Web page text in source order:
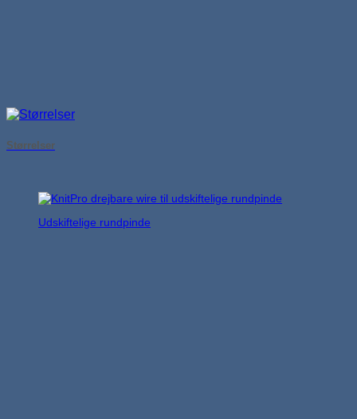
Udskiftelige rundpinde
Størrelser